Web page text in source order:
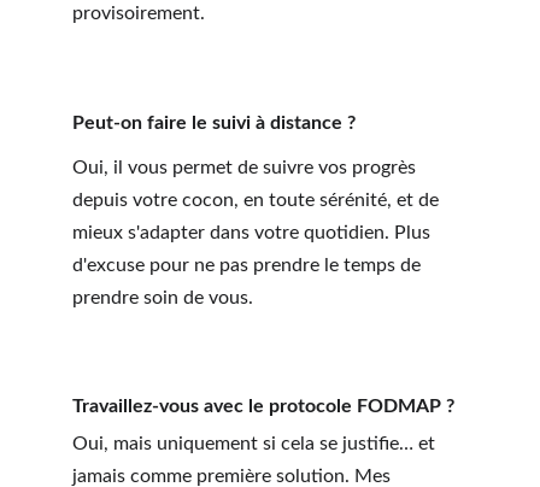
provisoirement.
Peut-on faire le suivi à distance ?
Oui, il vous permet de suivre vos progrès
depuis votre cocon, en toute sérénité, et de
mieux s'adapter dans votre quotidien. Plus
d'excuse pour ne pas prendre le temps de
prendre soin de vous.
Travaillez-vous avec le protocole FODMAP ?
Oui, mais uniquement si cela se justifie… et
jamais comme première solution. Mes